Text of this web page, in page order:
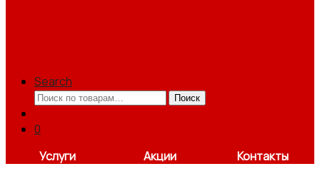
Search
Искать:
Поиск
0
Услуги
Акции Контакты